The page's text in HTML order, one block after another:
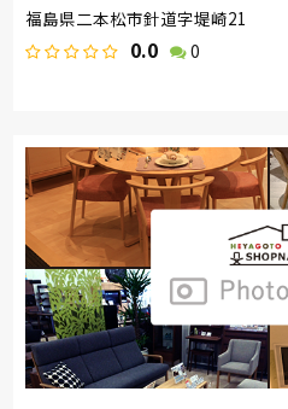
福島県二本松市針道字堤崎21
0.0 0